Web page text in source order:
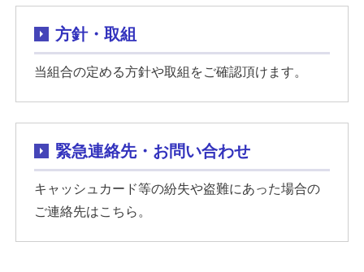
方針・取組
当組合の定める方針や取組をご確認頂けます。
緊急連絡先・お問い合わせ
キャッシュカード等の紛失や盗難にあった場合の
ご連絡先はこちら。